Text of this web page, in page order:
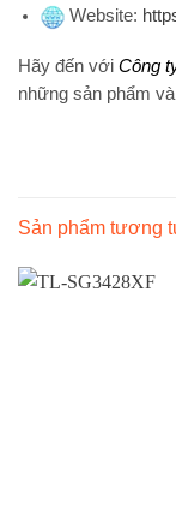
Website:
Hãy đến với Công
những sản phẩm
Sản phẩm tương